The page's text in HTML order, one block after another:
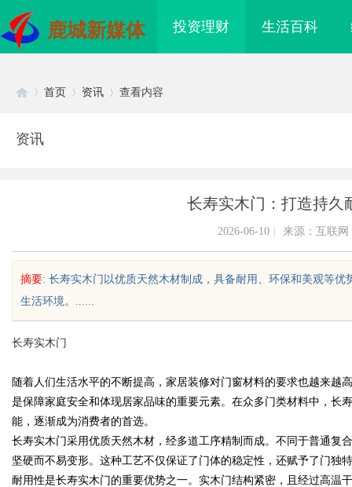
鹿城新媒体 投资理财 生活百科
uz
首页 资讯 查看内容
资讯
长寿实木门：打造持久
2026-06-10 来源：互联网
摘要: 长寿实木门以优质天然木材制成，具备耐用、环保和美观等
生活环境。......
长寿实木门
随着人们生活水平的不断提高，家居装修对门窗材料的要求也越来越
是保障家庭安全和体现居家品味的重要元素。在众多门类材料中，长
能，逐渐成为消费者的首选。
长寿实木门采用优质天然木材，经多道工序精制而成。不同于普通复
坚硬而不易变形。这种工艺不仅保证了门体的稳定性，还赋予了门独
耐用性是长寿实木门的重要优势之一。实木门结构紧密，且经过高温
配眼镜
花钱，ai却天天给他免费派单？